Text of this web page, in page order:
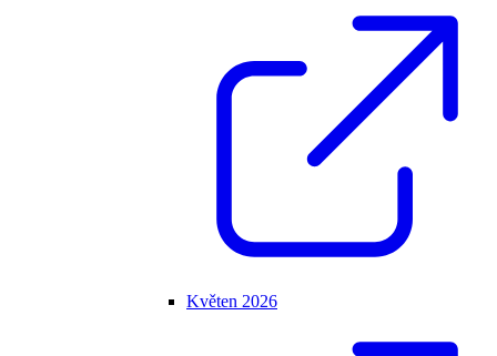
Květen 2026